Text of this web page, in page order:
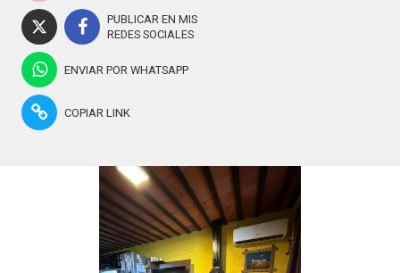
PUBLICAR EN MIS
REDES SOCIALES
ENVIAR POR WHATSAPP
COPIAR LINK